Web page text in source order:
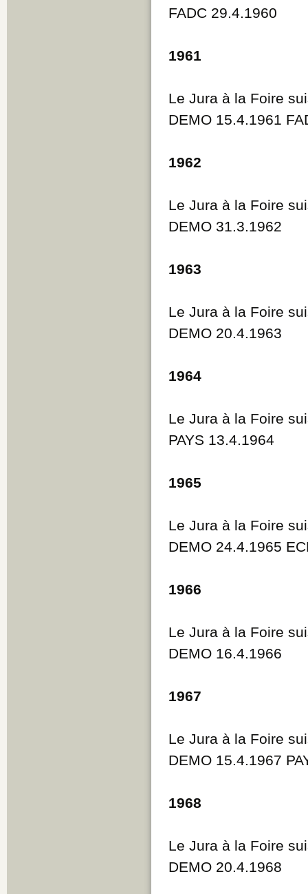
FADC 29.4.1960
1961
Le Jura à la Foire
DEMO 15.4.1961
1962
Le Jura à la Foire
DEMO 31.3.1962
1963
Le Jura à la Foire
DEMO 20.4.1963
1964
Le Jura à la Foire
PAYS 13.4.1964
1965
Le Jura à la Foire
DEMO 24.4.1965
1966
Le Jura à la Foire
DEMO 16.4.1966
1967
Le Jura à la Foire
DEMO 15.4.1967
1968
Le Jura à la Foire
DEMO 20.4.1968